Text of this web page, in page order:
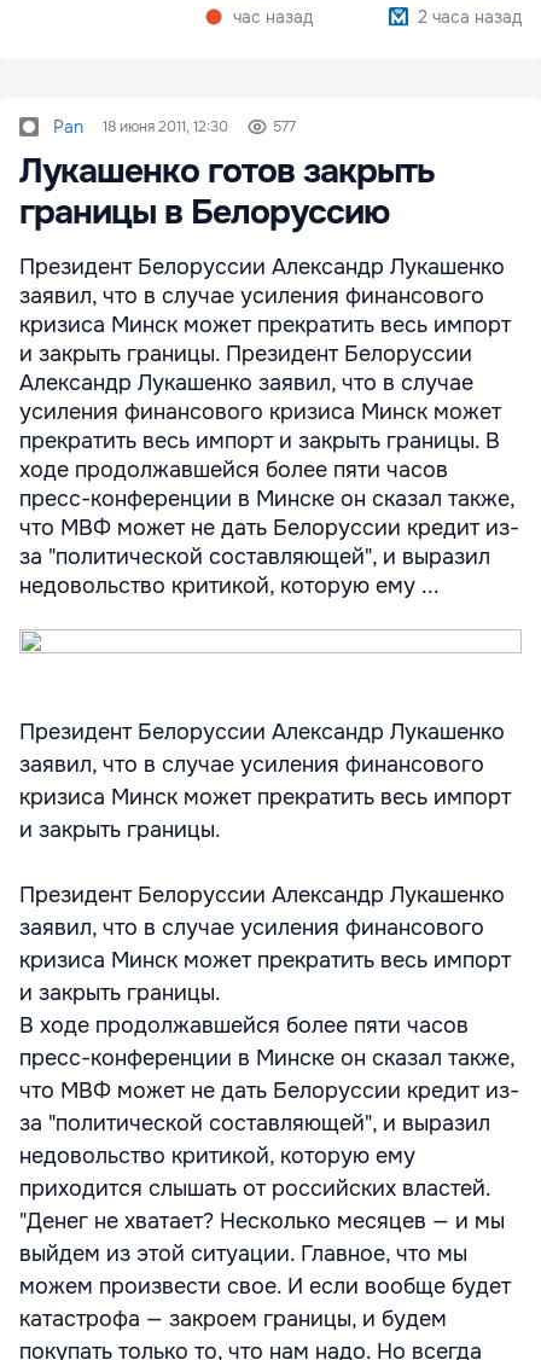
час назад
2 часа назад
Pan 18 июня 2011, 12:30 577
Лукашенко готов закрыть
границы в Белоруссию
Президент Белоруссии Александр Лукашенко
заявил, что в случае усиления финансового
кризиса Минск может прекратить весь импорт
и закрыть границы. Президент Белоруссии
Александр Лукашенко заявил, что в случае
усиления финансового кризиса Минск может
прекратить весь импорт и закрыть границы. В
ходе продолжавшейся более пяти часов
пресс-конференции в Минске он сказал также,
что МВФ может не дать Белоруссии кредит из-
за "политической составляющей", и выразил
недовольство критикой, которую ему ...
Президент Белоруссии Александр Лукашенко
заявил, что в случае усиления финансового
кризиса Минск может прекратить весь импорт
и закрыть границы.
Президент Белоруссии Александр Лукашенко
заявил, что в случае усиления финансового
кризиса Минск может прекратить весь импорт
и закрыть границы.
В ходе продолжавшейся более пяти часов
пресс-конференции в Минске он сказал также,
что МВФ может не дать Белоруссии кредит из-
за "политической составляющей", и выразил
недовольство критикой, которую ему
приходится слышать от российских властей.
"Денег не хватает? Несколько месяцев — и мы
выйдем из этой ситуации. Главное, что мы
можем произвести свое. И если вообще будет
катастрофа — закроем границы, и будем
покупать только то, что нам надо. Но всегда